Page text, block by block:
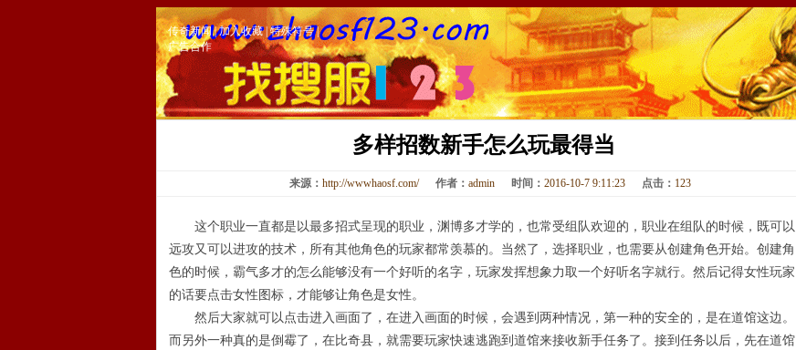
传奇新闻|加入收藏|特殊符号|
广告合作
多样招数新手怎么玩最得当
来源： http://wwwhaosf.com/ 作者： admin 时间： 2016-10-7 9:11:23 点击： 123
这个职业一直都是以最多招式呈现的职业，渊博多才学的，也常受组队欢迎的，职业在组队的时候，既可以
远攻又可以进攻的技术，所有其他角色的玩家都常羡慕的。当然了，选择职业，也需要从创建角色开始。创建角
色的时候，霸气多才的怎么能够没有一个好听的名字，玩家发挥想象力取一个好听名字就行。然后记得女性玩家
的话要点击女性图标，才能够让角色是女性。
然后大家就可以点击进入画面了，在进入画面的时候，会遇到两种情况，第一种的安全的，是在道馆这边。
而另外一种真的是倒霉了，在比奇县，就需要玩家快速逃跑到道馆来接收新手任务了。接到任务以后，先在道馆